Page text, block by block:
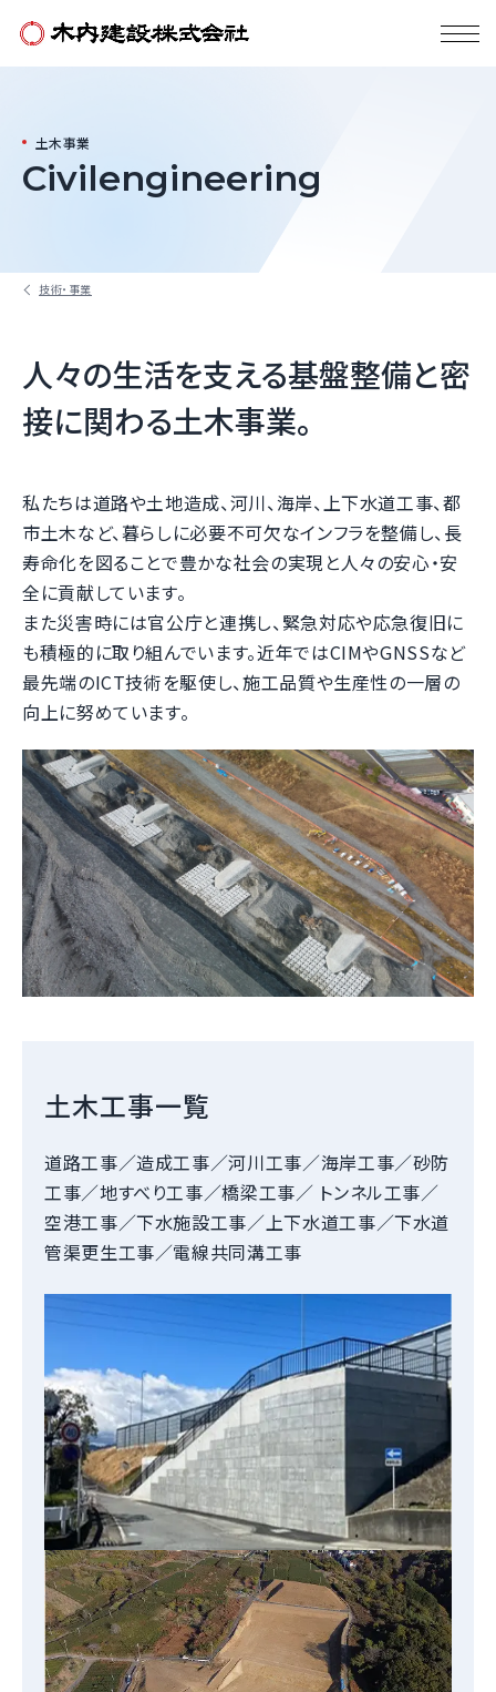
土木事業
Civilengineering
技術・事業
人々の生活を支える基盤整備と密
接に関わる土木事業。
私たちは道路や土地造成、河川、海岸、上下水道工事、都
市土木など、暮らしに必要不可欠なインフラを整備し、長
寿命化を図ることで豊かな社会の実現と人々の安心・安
全に貢献しています。
また災害時には官公庁と連携し、緊急対応や応急復旧に
も積極的に取り組んでいます。近年ではCIMやGNSSなど
最先端のICT技術を駆使し、施工品質や生産性の一層の
向上に努めています。
土木工事一覧
道路工事／造成工事／河川工事／海岸工事／砂防
工事／地すべり工事／橋梁工事／ トンネル工事／
空港工事／下水施設工事／上下水道工事／下水道
管渠更生工事／電線共同溝工事